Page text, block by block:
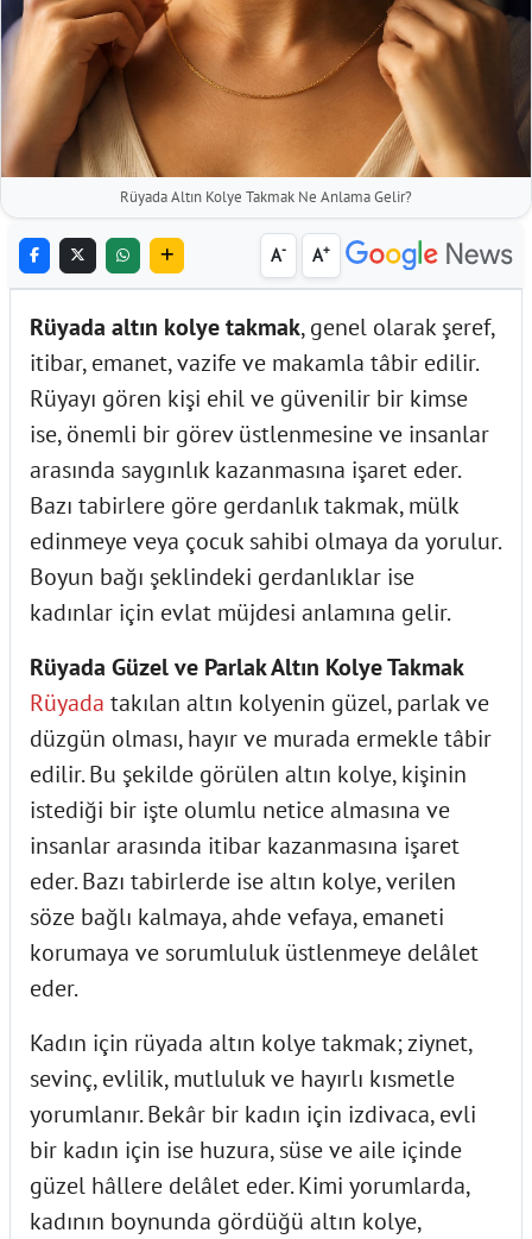
Rüyada Altın Kolye Takmak Ne Anlama Gelir?
A- A+
Rüyada altın kolye takmak, genel olarak şeref,
itibar, emanet, vazife ve makamla tâbir edilir.
Rüyayı gören kişi ehil ve güvenilir bir kimse
ise, önemli bir görev üstlenmesine ve insanlar
arasında saygınlık kazanmasına işaret eder.
Bazı tabirlere göre gerdanlık takmak, mülk
edinmeye veya çocuk sahibi olmaya da yorulur.
Boyun bağı şeklindeki gerdanlıklar ise
kadınlar için evlat müjdesi anlamına gelir.
Rüyada Güzel ve Parlak Altın Kolye Takmak
Rüyada takılan altın kolyenin güzel, parlak ve
düzgün olması, hayır ve murada ermekle tâbir
edilir. Bu şekilde görülen altın kolye, kişinin
istediği bir işte olumlu netice almasına ve
insanlar arasında itibar kazanmasına işaret
eder. Bazı tabirlerde ise altın kolye, verilen
söze bağlı kalmaya, ahde vefaya, emaneti
korumaya ve sorumluluk üstlenmeye delâlet
eder.
Kadın için rüyada altın kolye takmak; ziynet,
sevinç, evlilik, mutluluk ve hayırlı kısmetle
yorumlanır. Bekâr bir kadın için izdivaca, evli
bir kadın için ise huzura, süse ve aile içinde
güzel hâllere delâlet eder. Kimi yorumlarda,
kadının boynunda gördüğü altın kolye,